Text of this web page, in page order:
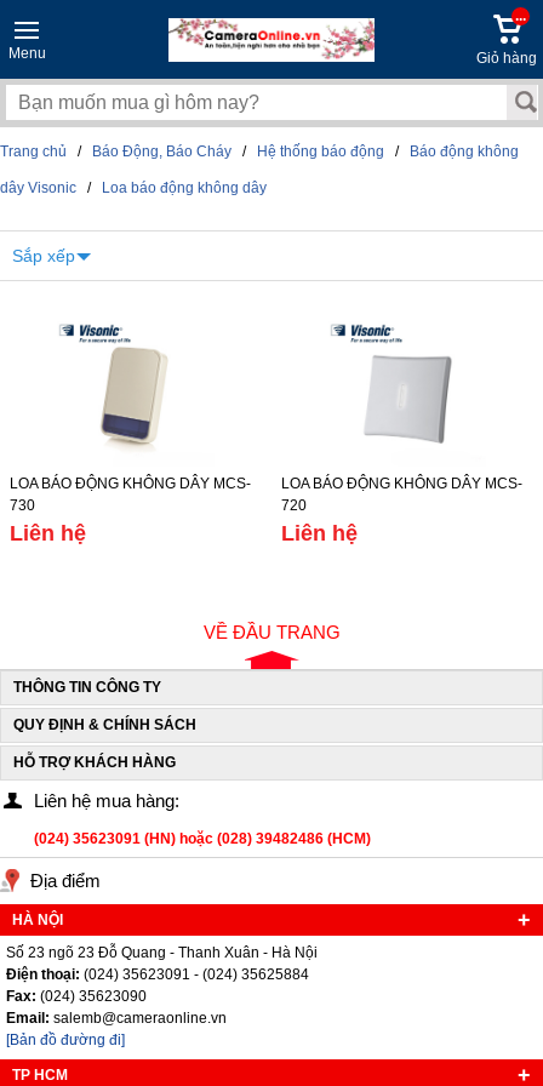
Menu
...
Giỏ hàng
Trang chủ / Báo Động, Báo Cháy / Hệ thống báo động / Báo động không
dây Visonic / Loa báo động không dây
Sắp xếp
LOA BÁO ĐỘNG KHÔNG DÂY MCS-
730
Liên hệ
LOA BÁO ĐỘNG KHÔNG DÂY MCS-
720
Liên hệ
VỀ ĐẦU TRANG
THÔNG TIN CÔNG TY
QUY ĐỊNH & CHÍNH SÁCH
HỖ TRỢ KHÁCH HÀNG
Liên hệ mua hàng:
(024) 35623091 (HN) hoặc (028) 39482486 (HCM)
Địa điểm
HÀ NỘI
Số 23 ngõ 23 Đỗ Quang - Thanh Xuân - Hà Nội
Điện thoại: (024) 35623091 - (024) 35625884
Fax: (024) 35623090
Email: salemb@cameraonline.vn
[Bản đồ đường đi]
TP HCM